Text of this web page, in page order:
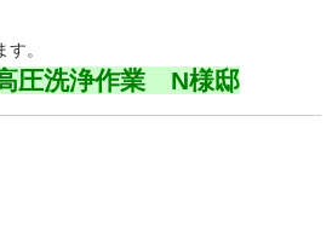
。
圧洗浄作業 N様邸